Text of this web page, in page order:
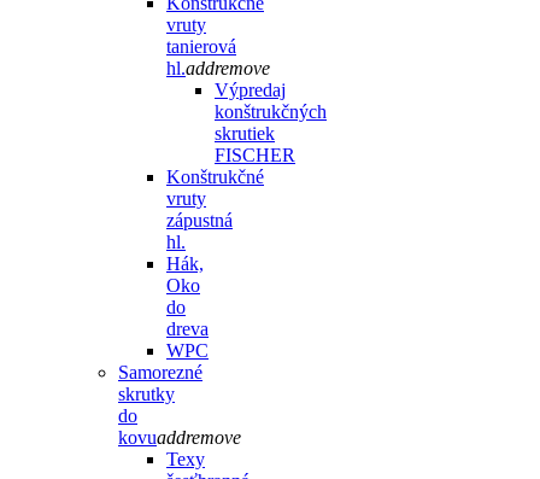
vruty
tanierová
hl.addremove
Výpredaj
konštrukčných
skrutiek
FISCHER
Konštrukčné
vruty
zápustná
hl.
Hák,
Oko
do
dreva
WPC
Samorezné
skrutky
do
kovuaddremove
Texy